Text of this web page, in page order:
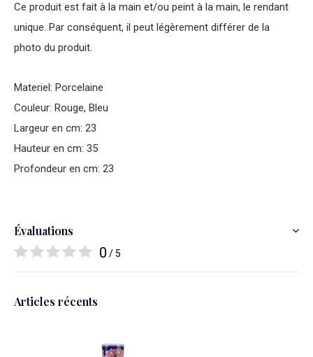
Ce produit est fait à la main et/ou peint à la main, le rendant
unique. Par conséquent, il peut légèrement différer de la
photo du produit.
Materiel: Porcelaine
Couleur: Rouge, Bleu
Largeur en cm: 23
Hauteur en cm: 35
Profondeur en cm: 23
Évaluations
0 / 5
Articles récents